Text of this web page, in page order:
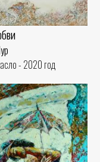
- 2020 год